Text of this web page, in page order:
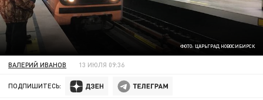
ФОТО: ЦАРЬГРАД НОВОСИБИРСК
ВАЛЕРИЙ ИВАНОВ 13 ИЮЛЯ 09:36
ПОДПИШИТЕСЬ: